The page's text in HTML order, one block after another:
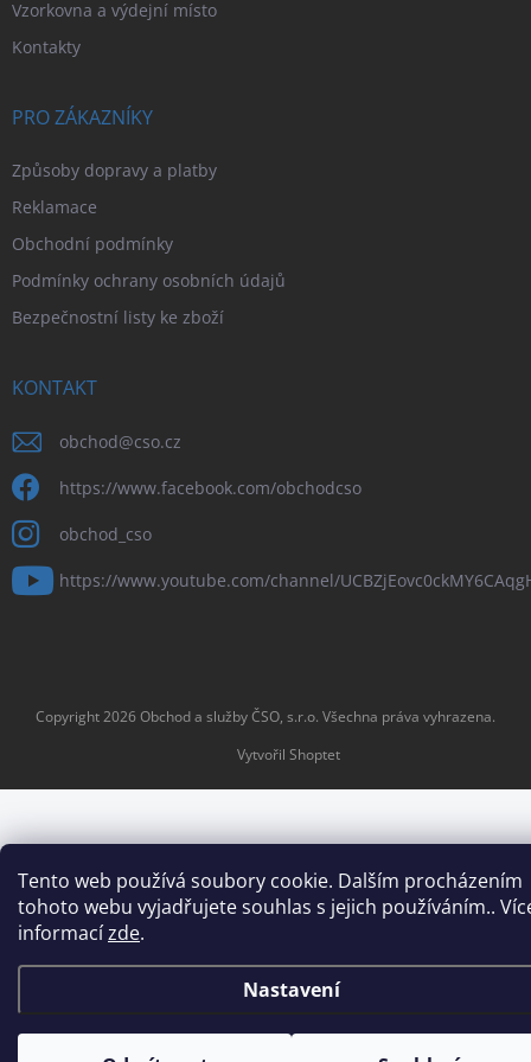
Tento web používá soubory cookie. Dalším procházením
tohoto webu vyjadřujete souhlas s jejich používáním..
informacízde.
Nastavení
Vzorkovna a výdejní místo
Kontakty
PRO ZÁKAZNÍKY
Způsoby dopravy a platby
Reklamace
Obchodní podmínky
Podmínky ochrany osobních údajů
Bezpečnostní listy ke zboží
KONTAKT
obchod@cso.cz
https://www.facebook.com/obchodcso
obchod_cso
https://www.youtube.com/channel/
Vytvořil Shoptet
Copyright 2026Obchod a služby ČSO, s.r.o. Všechna práva vyhrazena.